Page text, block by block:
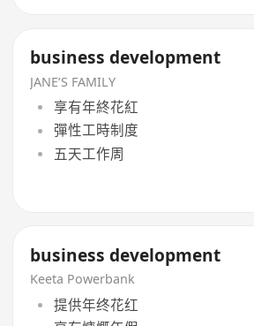
business development
JANE’S FAMILY
享有年終花紅
彈性工時制度
五天工作周
business development
Keeta Powerbank
提供年终花红